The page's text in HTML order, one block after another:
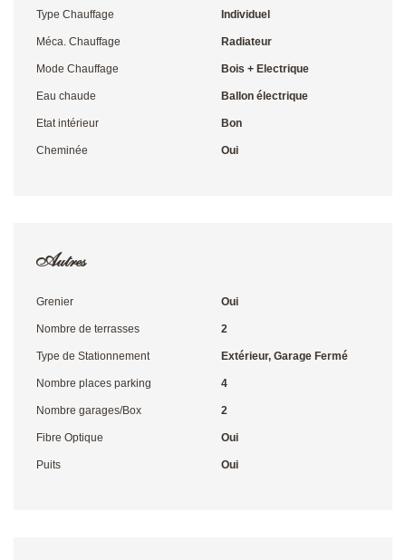
Type Chauffage Individuel
Méca. Chauffage Radiateur
Mode Chauffage Bois + Electrique
Eau chaude Ballon électrique
Etat intérieur Bon
Cheminée Oui
Autres
Grenier Oui
Nombre de terrasses 2
Type de Stationnement Extérieur, Garage Fermé
Nombre places parking 4
Nombre garages/Box 2
Fibre Optique Oui
Puits Oui